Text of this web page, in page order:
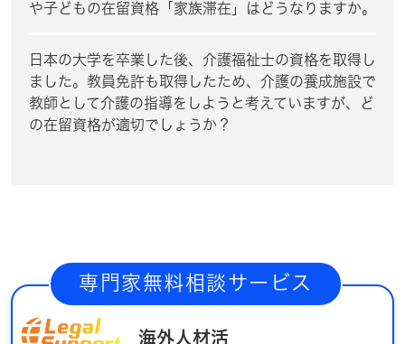
や子どもの在留資格「家族滞在」はどうなりますか。
日本の大学を卒業した後、介護福祉士の資格を取得し
ました。教員免許も取得したため、介護の養成施設で
教師として介護の指導をしようと考えていますが、ど
の在留資格が適切でしょうか？
専門家無料相談サービス
海外人材活